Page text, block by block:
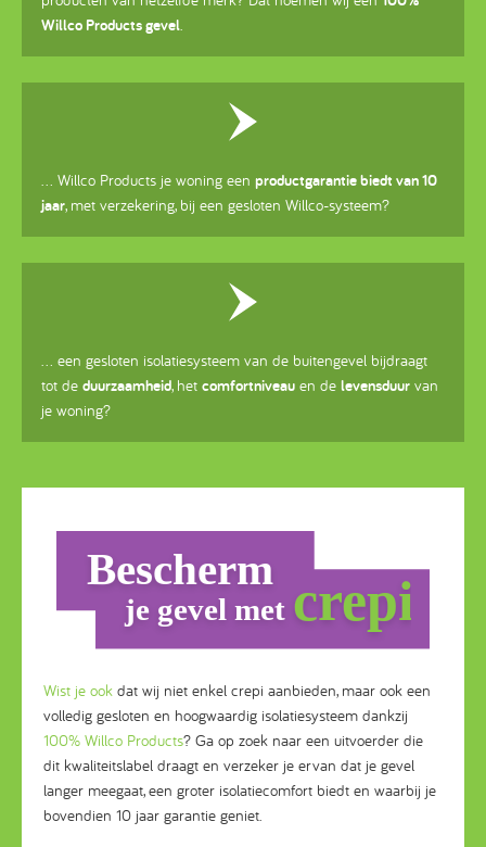
Willco Products gevel.
... Willco Products je woning een productgarantie biedt van 10
jaar, met verzekering, bij een gesloten Willco-systeem?
... een gesloten isolatiesysteem van de buitengevel bijdraagt
tot de duurzaamheid, het comfortniveau en de levensduur van
je woning?
Wist je ook dat wij niet enkel crepi aanbieden, maar ook een
volledig gesloten en hoogwaardig isolatiesysteem dankzij
100% Willco Products? Ga op zoek naar een uitvoerder die
dit kwaliteitslabel draagt en verzeker je ervan dat je gevel
langer meegaat, een groter isolatiecomfort biedt en waarbij je
bovendien 10 jaar garantie geniet.